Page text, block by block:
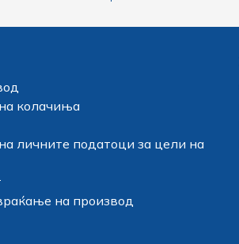
колачиња
личните податоци за цели на
на производ